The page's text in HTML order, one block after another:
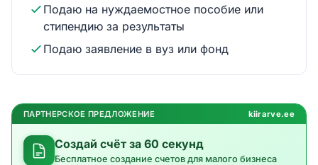
Подаю на нуждаемостное пособие или
стипендию за результаты
Подаю заявление в вуз или фонд
ПАРТНЕРСКОЕ ПРЕДЛОЖЕНИЕ kiirarve.ee
Создай счёт за 60 секунд
Бесплатное создание счетов для малого бизнеса